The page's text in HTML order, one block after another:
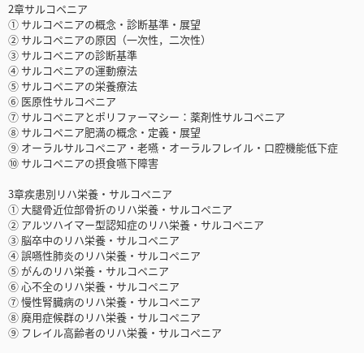
2章サルコペニア
① サルコペニアの概念・診断基準・展望
② サルコペニアの原因（一次性，二次性）
③ サルコペニアの診断基準
④ サルコペニアの運動療法
⑤ サルコペニアの栄養療法
⑥ 医原性サルコペニア
⑦ サルコペニアとポリファーマシー：薬剤性サルコペニア
⑧ サルコペニア肥満の概念・定義・展望
⑨ オーラルサルコペニア・老嚥・オーラルフレイル・口腔機能低下症
⑩ サルコペニアの摂食嚥下障害
3章疾患別リハ栄養・サルコペニア
① 大腿骨近位部骨折のリハ栄養・サルコペニア
② アルツハイマー型認知症のリハ栄養・サルコペニア
③ 脳卒中のリハ栄養・サルコペニア
④ 誤嚥性肺炎のリハ栄養・サルコペニア
⑤ がんのリハ栄養・サルコペニア
⑥ 心不全のリハ栄養・サルコペニア
⑦ 慢性腎臓病のリハ栄養・サルコペニア
⑧ 廃用症候群のリハ栄養・サルコペニア
⑨ フレイル高齢者のリハ栄養・サルコペニア